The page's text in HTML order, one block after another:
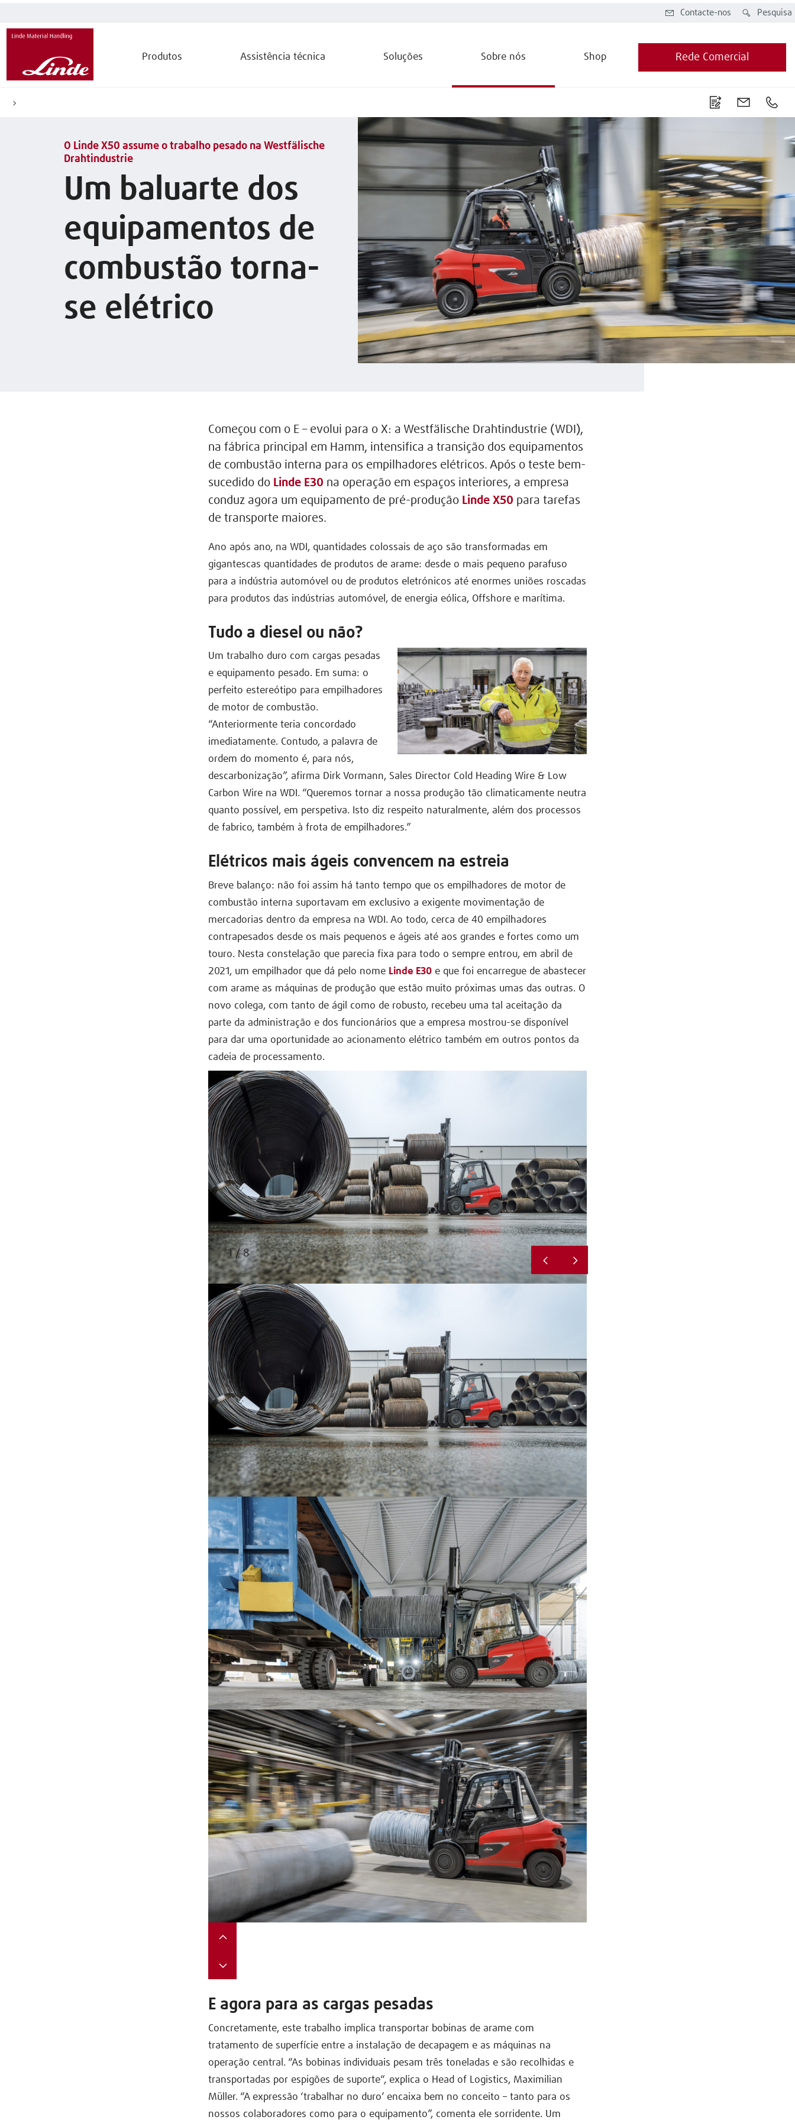
Produtos Assistência técnica Soluções Sobre nós Shop
Pesquisa
Contacte-nos
Rede Comercial
O Linde X50 assume o trabalho pesado na Westfälische
Drahtindustrie
Um baluarte dos
equipamentos de
combustão torna-
se elétrico
Começou com o E – evolui para o X: a Westfälische Drahtindustrie (WDI),
na fábrica principal em Hamm, intensifica a transição dos equipamentos
de combustão interna para os empilhadores elétricos. Após o teste bem-
sucedido do Linde E30 na operação em espaços interiores, a empresa
conduz agora um equipamento de pré-produção Linde X50 para tarefas
de transporte maiores.
Ano após ano, na WDI, quantidades colossais de aço são transformadas em
gigantescas quantidades de produtos de arame: desde o mais pequeno parafuso
para a indústria automóvel ou de produtos eletrónicos até enormes uniões roscadas
para produtos das indústrias automóvel, de energia eólica, Offshore e marítima.
Tudo a diesel ou não?
Um trabalho duro com cargas pesadas
e equipamento pesado. Em suma: o
perfeito estereótipo para empilhadores
de motor de combustão.
“Anteriormente teria concordado
imediatamente. Contudo, a palavra de
ordem do momento é, para nós,
descarbonização”, afirma Dirk Vormann, Sales Director Cold Heading Wire & Low
Carbon Wire na WDI. “Queremos tornar a nossa produção tão climaticamente neutra
quanto possível, em perspetiva. Isto diz respeito naturalmente, além dos processos
de fabrico, também à frota de empilhadores.”
Elétricos mais ágeis convencem na estreia
Breve balanço: não foi assim há tanto tempo que os empilhadores de motor de
combustão interna suportavam em exclusivo a exigente movimentação de
mercadorias dentro da empresa na WDI. Ao todo, cerca de 40 empilhadores
contrapesados desde os mais pequenos e ágeis até aos grandes e fortes como um
touro. Nesta constelação que parecia fixa para todo o sempre entrou, em abril de
2021, um empilhador que dá pelo nome Linde E30 e que foi encarregue de abastecer
com arame as máquinas de produção que estão muito próximas umas das outras. O
novo colega, com tanto de ágil como de robusto, recebeu uma tal aceitação da
parte da administração e dos funcionários que a empresa mostrou-se disponível
para dar uma oportunidade ao acionamento elétrico também em outros pontos da
cadeia de processamento.
1 / 8
E agora para as cargas pesadas
Concretamente, este trabalho implica transportar bobinas de arame com
tratamento de superfície entre a instalação de decapagem e as máquinas na
operação central. “As bobinas individuais pesam três toneladas e são recolhidas e
transportadas por espigões de suporte“, explica o Head of Logistics, Maximilian
Müller. “A expressão ‘trabalhar no duro’ encaixa bem no conceito – tanto para os
nossos colaboradores como para o equipamento”, comenta ele sorridente. Um